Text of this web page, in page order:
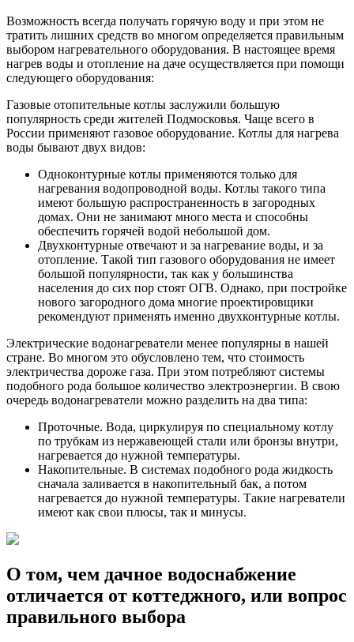
Возможность всегда получать горячую воду и при этом не
тратить лишних средств во многом определяется правильным
выбором нагревательного оборудования. В настоящее время
нагрев воды и отопление на даче осуществляется при помощи
следующего оборудования:
Газовые отопительные котлы заслужили большую
популярность среди жителей Подмосковья. Чаще всего в
России применяют газовое оборудование. Котлы для нагрева
воды бывают двух видов:
Одноконтурные котлы применяются только для
нагревания водопроводной воды. Котлы такого типа
имеют большую распространенность в загородных
домах. Они не занимают много места и способны
обеспечить горячей водой небольшой дом.
Двухконтурные отвечают и за нагревание воды, и за
отопление. Такой тип газового оборудования не имеет
большой популярности, так как у большинства
населения до сих пор стоят ОГВ. Однако, при постройке
нового загородного дома многие проектировщики
рекомендуют применять именно двухконтурные котлы.
Электрические водонагреватели менее популярны в нашей
стране. Во многом это обусловлено тем, что стоимость
электричества дороже газа. При этом потребляют системы
подобного рода большое количество электроэнергии. В свою
очередь водонагреватели можно разделить на два типа:
Проточные. Вода, циркулируя по специальному котлу
по трубкам из нержавеющей стали или бронзы внутри,
нагревается до нужной температуры.
Накопительные. В системах подобного рода жидкость
сначала заливается в накопительный бак, а потом
нагревается до нужной температуры. Такие нагреватели
имеют как свои плюсы, так и минусы.
О том, чем дачное водоснабжение
отличается от коттеджного, или вопрос
правильного выбора